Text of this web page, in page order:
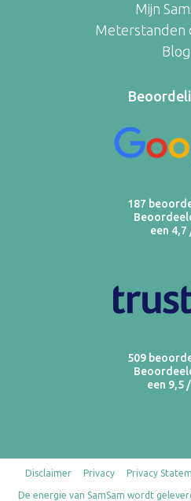
Mijn
Meterstanden
Blog
187
een 4,7
509
een 9,5
Disclaimer Privacy Privacy
De energie van SamSam wordt